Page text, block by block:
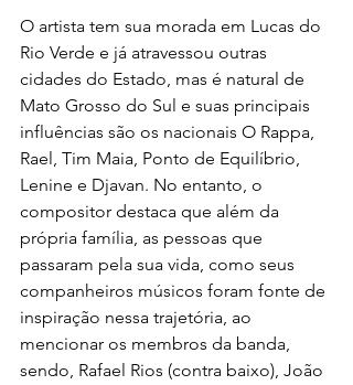
O artista tem sua morada em Lucas do
Rio Verde e já atravessou outras
cidades do Estado, mas é natural de
Mato Grosso do Sul e suas principais
influências são os nacionais O Rappa,
Rael, Tim Maia, Ponto de Equilíbrio,
Lenine e Djavan. No entanto, o
compositor destaca que além da
própria família, as pessoas que
passaram pela sua vida, como seus
companheiros músicos foram fonte de
inspiração nessa trajetória, ao
mencionar os membros da banda,
sendo, Rafael Rios (contra baixo), João